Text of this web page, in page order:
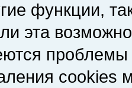
функции,
эта
cookies